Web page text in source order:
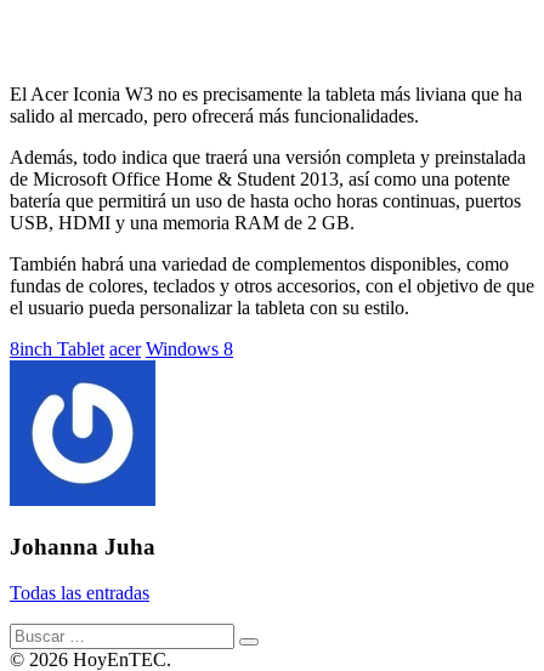
El Acer Iconia W3 no es precisamente la tableta más liviana que ha
salido al mercado, pero ofrecerá más funcionalidades.
Además, todo indica que traerá una versión completa y preinstalada
de Microsoft Office Home & Student 2013, así como una potente
batería que permitirá un uso de hasta ocho horas continuas, puertos
USB, HDMI y una memoria RAM de 2 GB.
También habrá una variedad de complementos disponibles, como
fundas de colores, teclados y otros accesorios, con el objetivo de que
el usuario pueda personalizar la tableta con su estilo.
Etiquetado
8inch Tablet acer Windows 8
Johanna Juha
Todas las entradas
Buscar:
© 2026 HoyEnTEC.